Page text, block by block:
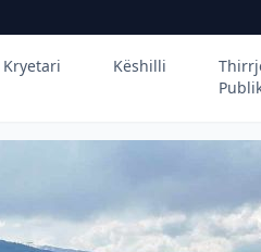
Kryetari Këshilli